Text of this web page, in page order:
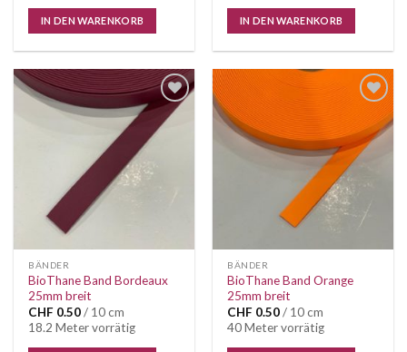
IN DEN WARENKORB IN DEN WARENKORB
Auf die
Wunschliste
BÄNDER
BioThane Band Bordeaux
25mm breit
CHF 0.50/ 10 cm
18.2 Meter vorrätig
Auf die
Wunschliste
BÄNDER
BioThane Band Orange
25mm breit
CHF 0.50/ 10 cm
40 Meter vorrätig